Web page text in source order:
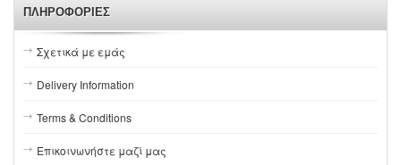
ΠΛΗΡΟΦΟΡΊΕΣ
Σχετικά με εμάς
Delivery Information
Terms & Conditions
Επικοινωνήστε μαζί μας